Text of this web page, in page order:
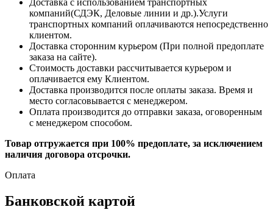
Доставка с использованием транспортных
компаний(СДЭК, Деловые линии и др.).Услуги
транспортных компаний оплачиваются непосредственно
клиентом.
Доставка сторонним курьером (При полной предоплате
заказа на сайте).
Стоимость доставки рассчитывается курьером и
оплачивается ему Клиентом.
Доставка производится после оплаты заказа. Время и
место согласовывается с менеджером.
Оплата производится до отправки заказа, оговоренным
с менеджером способом.
Товар отгружается при 100% предоплате, за исключением
наличия договора отсрочки.
Оплата
Банковской картой